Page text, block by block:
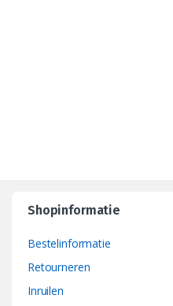
Shopinformatie
Bestelinformatie
Retourneren
Inruilen